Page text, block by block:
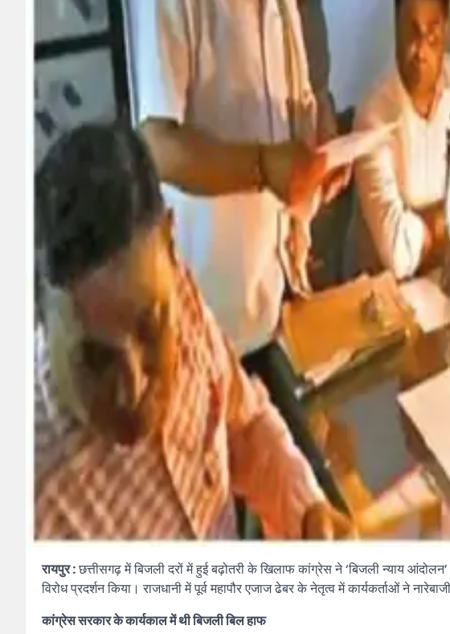
रायपुर :छत्तीसगढ़ में बिजली दरों में हुई बढ़ोतरी के खिलाफ कांग्रेस ने ‘बिजली न्याय
विरोध प्रदर्शन किया। राजधानी में पूर्व महापौर एजाज ढेबर के नेतृत्व में कार्यकर्ताओं ने
कांग्रेस सरकार के कार्यकाल में थी बिजली बिल हाफ